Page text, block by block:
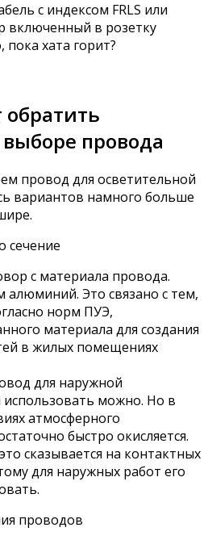
с индексом FRLS или
включенный в розетку
пока хата горит?
обратить
провода
провод для осветительной
вариантов намного больше
сечение
с материала провода.
алюминий. Это связано с тем,
норм ПУЭ,
материала для создания
в жилых помещениях
для наружной
можно. Но в
атмосферного
быстро окисляется.
сказывается на контактных
для наружных работ его
проводов